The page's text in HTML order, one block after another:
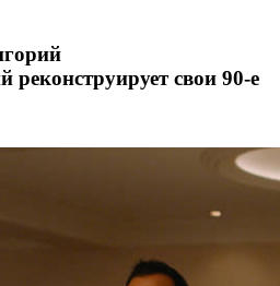
реконструирует свои 90-е